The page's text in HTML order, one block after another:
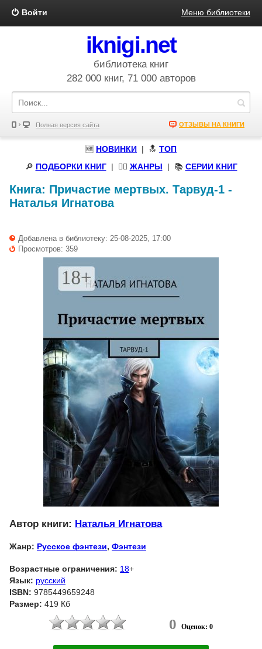
Войти Меню библиотеки
iknigi.net
библиотека книг
282 000 книг, 71 000 авторов
Полная версия сайта ОТЗЫВЫ НА КНИГИ
🆕 НОВИНКИ | 🔝 ТОП
🔎 ПОДБОРКИ КНИГ| 🧝‍♀️ ЖАНРЫ | 📚 СЕРИИ КНИГ
Книга: Причастие мертвых. Тарвуд-1 -
Наталья Игнатова
Добавлена в библиотеку: 25-08-2025, 17:00
Просмотров: 359
Автор книги: Наталья Игнатова
Жанр: Русское фэнтези, Фэнтези
Возрастные ограничения: 18+
Язык: русский
ISBN: 9785449659248
Размер: 419 Кб
0 Оценок: 0